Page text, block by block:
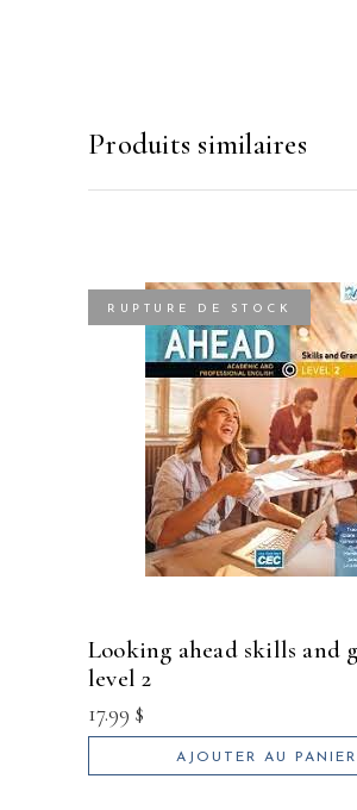
Produits similaires
RUPTURE DE STOCK
looking ahead skills and grammar
level 2
17.99 $
AJOUTER AU PANIER